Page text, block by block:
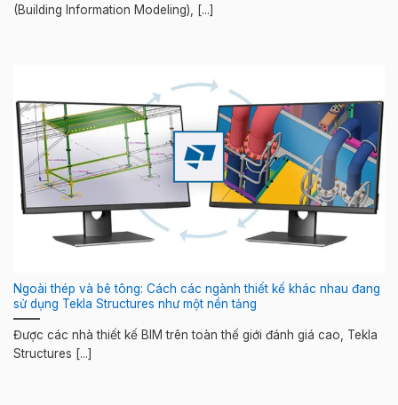
(Building Information Modeling), [...]
Ngoài thép và bê tông: Cách các ngành thiết kế khác nhau đang
sử dụng Tekla Structures như một nền tảng
Được các nhà thiết kế BIM trên toàn thế giới đánh giá cao, Tekla
Structures [...]